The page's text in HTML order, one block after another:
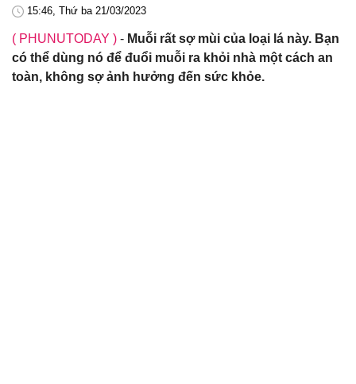
15:46, Thứ ba 21/03/2023
( PHUNUTODAY ) - Muỗi rất sợ mùi của loại lá này. Bạn
có thể dùng nó để đuổi muỗi ra khỏi nhà một cách an
toàn, không sợ ảnh hưởng đến sức khỏe.